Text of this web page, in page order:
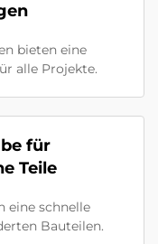
bieten eine
alle Projekte.
für
Teile
eine schnelle
Bauteilen.